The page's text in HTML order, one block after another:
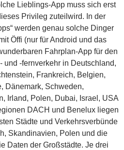
Lieblings-App muss sich erst
Privileg zuteilwird. In der
werden genau solche Dinger
Öffi (nur für Android und das
Fahrplan-App für den
und -fernverkehr in Deutschland,
Frankreich, Belgien,
Dänemark, Schweden,
Irland, Polen, Dubai, Israel, USA
DACH und Benelux liegen
Städte und Verkehrsverbünde
Skandinavien, Polen und die
Daten der Großstädte. Je drei